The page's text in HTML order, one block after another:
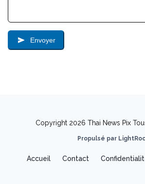
Envoyer
Copyright 2026 Thai News Pix
Propulsé par
Accueil Contact